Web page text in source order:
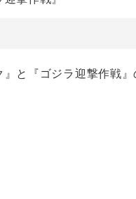
と『ゴジラ迎撃作戦』